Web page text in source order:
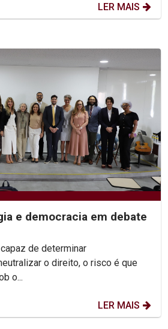
LER MAIS
e democracia em debate
de determinar
o direito, o risco é que
o...
LER MAIS